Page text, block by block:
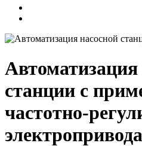
Автоматизация
станции с
частотно-
электропривода